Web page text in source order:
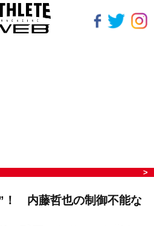
！ 内藤哲也の制御不能な